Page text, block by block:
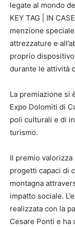
legate al mondo
KEY TAG | IN
menzione
attrezzature e
proprio
durante le attività
La premiazione si
Expo Dolomiti di
poli culturali e di
turismo.
Il premio
progetti capaci di
montagna
impatto sociale.
realizzata con la
Cesare Ponti e